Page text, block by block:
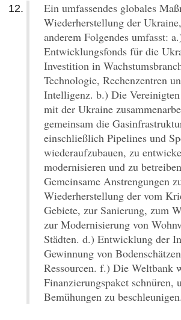
Ein umfassendes globales
Wiederherstellung der
anderem Folgendes umfasst:
Entwicklungsfonds für die
Investition in
Technologie, Rechenzentren
Intelligenz. b.) Die Vereinigten
mit der Ukraine
gemeinsam die
einschließlich Pipelines und
wiederaufzubauen, zu
modernisieren und zu
Gemeinsame Anstrengungen
Wiederherstellung der vom
Gebiete, zur Sanierung, zum
zur Modernisierung von
Städten. d.) Entwicklung der
Gewinnung von
Ressourcen. f.) Die Weltbank
Finanzierungspaket schnüren,
Bemühungen zu beschleunigen.